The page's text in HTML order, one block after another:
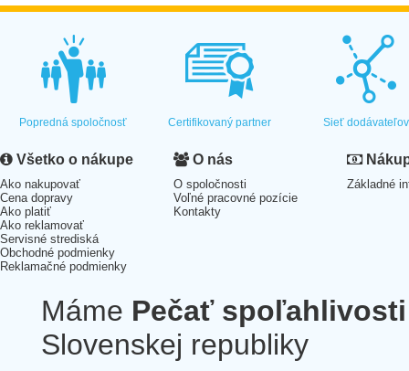
Popredná spoločnosť Certifikovaný partner Sieť dodávateľov
Všetko o nákupe
Ako nakupovať
Cena dopravy
Ako platiť
Ako reklamovať
Servisné strediská
Obchodné podmienky
Reklamačné podmienky
O nás
O spoločnosti
Voľné pracovné pozície
Kontakty
Základné
Máme Pečať spoľahlivosti
Slovenskej republiky